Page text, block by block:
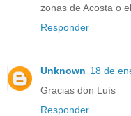
zonas de Acosta o
Responder
Unknown 18 de
Gracias don Luís
Responder